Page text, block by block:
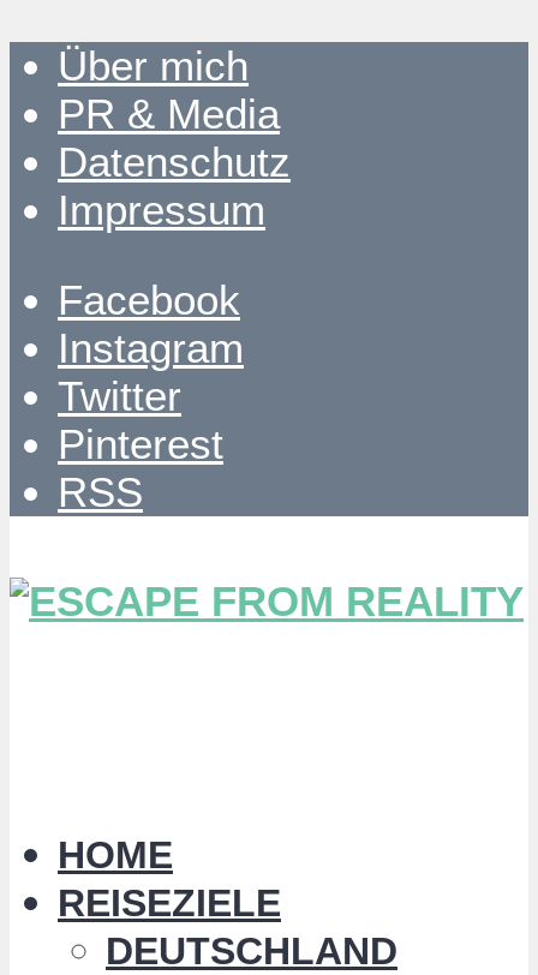
Über mich
PR & Media
Datenschutz
Impressum
Facebook
Instagram
Twitter
Pinterest
RSS
HOME
REISEZIELE
DEUTSCHLAND